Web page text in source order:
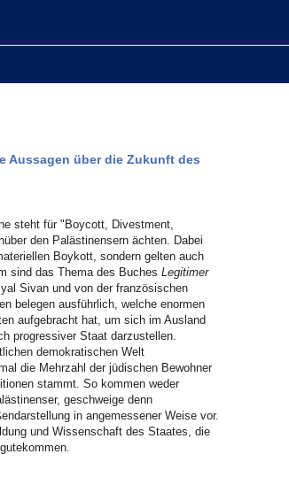
Aussagen über die Zukunft des
steht für "Boycott, Divestment,
den Palästinensern ächten. Dabei
Boykott, sondern gelten auch
sind das Thema des Buches Legitimer
Sivan und von der französischen
belegen ausführlich, welche enormen
aufgebracht hat, um sich im Ausland
progressiver Staat darzustellen.
demokratischen Welt
die Mehrzahl der jüdischen Bewohner
stammt. So kommen weder
geschweige denn
in angemessener Weise vor.
und Wissenschaft des Staates, die